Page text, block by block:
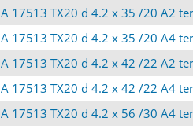
A 17513 TX20 d 4.2 x 35 /20 A2
A 17513 TX20 d 4.2 x 35 /20 A4
A 17513 TX20 d 4.2 x 42 /22 A2
A 17513 TX20 d 4.2 x 42 /22 A4
A 17513 TX20 d 4.2 x 56 /30 A4